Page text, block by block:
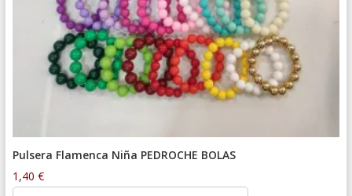
Pulsera Flamenca Niña PEDROCHE BOLAS
1,40 €